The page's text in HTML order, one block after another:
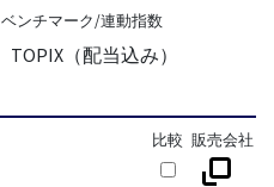
ベンチマーク/連動指数
TOPIX（配当込み）
比較 販売会社